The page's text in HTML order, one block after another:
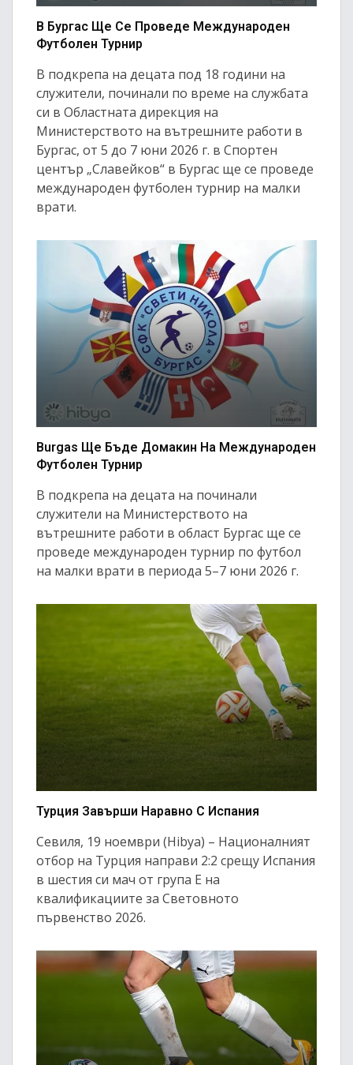
В Бургас Ще Се Проведе Международен
Футболен Турнир
В подкрепа на децата под 18 години на
служители, починали по време на службата
си в Областната дирекция на
Министерството на вътрешните работи в
Бургас, от 5 до 7 юни 2026 г. в Спортен
център „Славейков“ в Бургас ще се проведе
международен футболен турнир на малки
врати.
Burgas Ще Бъде Домакин На Международен
Футболен Турнир
В подкрепа на децата на починали
служители на Министерството на
вътрешните работи в област Бургас ще се
проведе международен турнир по футбол
на малки врати в периода 5–7 юни 2026 г.
Турция Завърши Наравно С Испания
Севиля, 19 ноември (Hibya) – Националният
отбор на Турция направи 2:2 срещу Испания
в шестия си мач от група Е на
квалификациите за Световното
първенство 2026.